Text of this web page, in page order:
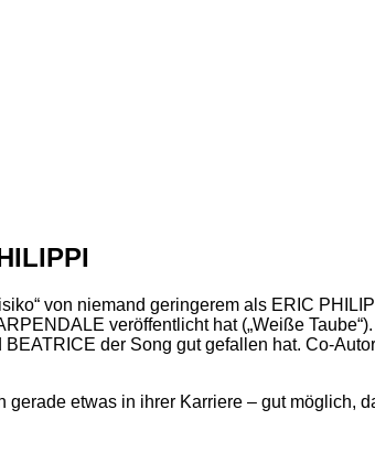
von niemand geringerem als ERIC
veröffentlicht hat („Weiße
der Song gut gefallen hat. Co-
etwas in ihrer Karriere – gut möglich,